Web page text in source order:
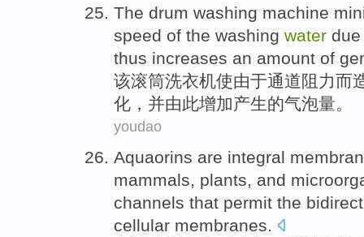
The drum washing machine
speed of the washing water due
thus increases an amount of
该滚筒洗衣机使由于通道阻力而
化， 并由此增加产生的气泡量。
youdao
Aquaorins are integral
mammals, plants, and
channels that permit the
cellular membranes.